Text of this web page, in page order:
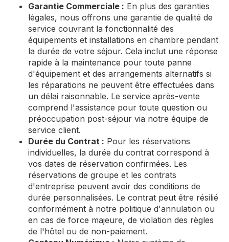
Garantie Commerciale : En plus des garanties
légales, nous offrons une garantie de qualité de
service couvrant la fonctionnalité des
équipements et installations en chambre pendant
la durée de votre séjour. Cela inclut une réponse
rapide à la maintenance pour toute panne
d'équipement et des arrangements alternatifs si
les réparations ne peuvent être effectuées dans
un délai raisonnable. Le service après-vente
comprend l'assistance pour toute question ou
préoccupation post-séjour via notre équipe de
service client.
Durée du Contrat : Pour les réservations
individuelles, la durée du contrat correspond à
vos dates de réservation confirmées. Les
réservations de groupe et les contrats
d'entreprise peuvent avoir des conditions de
durée personnalisées. Le contrat peut être résilié
conformément à notre politique d'annulation ou
en cas de force majeure, de violation des règles
de l'hôtel ou de non-paiement.